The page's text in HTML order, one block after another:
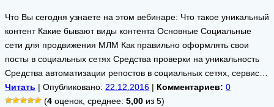
Что Вы сегодня узнаете на этом вебинаре: Что такое уникальный
контент Какие бывают виды контента Основные Социальные
сети для продвижения МЛМ Как правильно оформлять свои
посты в социальных сетях Средства проверки на уникальность
Средства автоматизации репостов в социальных сетях, сервис…
Читать | Опубликовано: 22.12.2016 | Комментариев: 0
(4 оценок, среднее: 5,00 из 5)